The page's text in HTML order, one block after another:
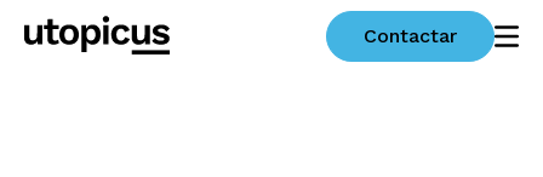
Contactar